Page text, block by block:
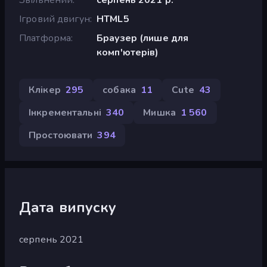
Ігровий двигун HTML5
Платформа
Браузер (лише для
комп'ютерів)
Клікер 295 собака 11 Cute 43
Інкрементальні 340 Мишка 1 560
Простоювати 394
Дата випуску
серпень 2021